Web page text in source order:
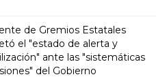
de Gremios Estatales
el "estado de alerta y
ante las "sistemáticas
del Gobierno